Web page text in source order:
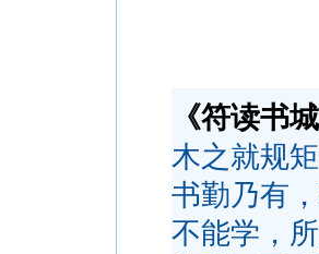
《符读书
木之就规
书勤乃有
不能学，